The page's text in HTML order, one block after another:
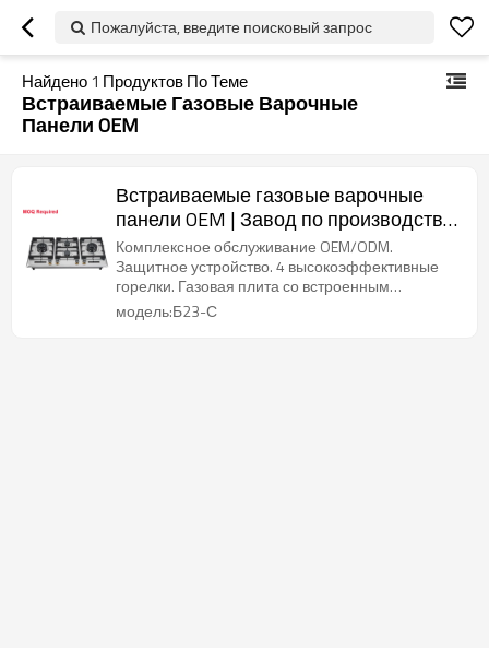
Пожалуйста, введите поисковый запрос
Найдено 1 Продуктов По Теме
Встраиваемые Газовые Варочные
Панели OEM
Встраиваемые газовые варочные
панели OEM | Завод по производству
газовых варочных панелей | B23-S |
Требуется минимальный объём
заказа
Комплексное обслуживание OEM/ODM.
Защитное устройство. 4 высокоэффективные
горелки. Газовая плита со встроенным
таймером.
модель:Б23-С